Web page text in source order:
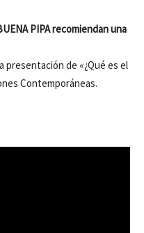
PIPA recomiendan una
presentación de «¿Qué es el
Contemporáneas.